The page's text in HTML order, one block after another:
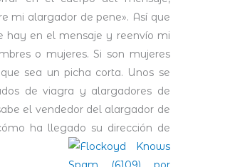
mi alargador de pene». Así que
hay en el mensaje y reenvío mi
o mujeres. Si son mujeres
sea un picha corta. Unos se
de viagra y alargadores de
el vendedor del alargador de
ha llegado su dirección de